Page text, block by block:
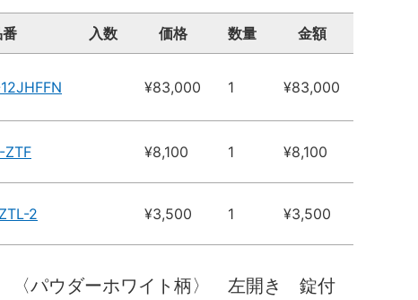
入数 価格 数量 金額
¥83,000 1 ¥83,000
ZTF ¥8,100 1 ¥8,100
2 ¥3,500 1 ¥3,500
パウダーホワイト柄〉 左開き 錠付